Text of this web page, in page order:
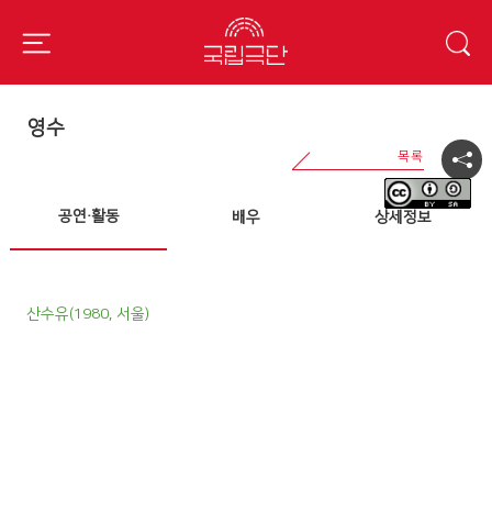
영수
공연·활동 배우 상세정보
산수유(1980, 서울)